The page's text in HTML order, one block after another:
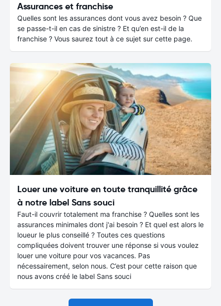
Assurances et franchise
Quelles sont les assurances dont vous avez besoin ? Que
se passe-t-il en cas de sinistre ? Et qu’en est-il de la
franchise ? Vous saurez tout à ce sujet sur cette page.
Louer une voiture en toute tranquillité grâce
à notre label Sans souci
Faut-il couvrir totalement ma franchise ? Quelles sont les
assurances minimales dont j'ai besoin ? Et quel est alors le
loueur le plus conseillé ? Toutes ces questions
compliquées doivent trouver une réponse si vous voulez
louer une voiture pour vos vacances. Pas
nécessairement, selon nous. C’est pour cette raison que
nous avons créé le label Sans souci